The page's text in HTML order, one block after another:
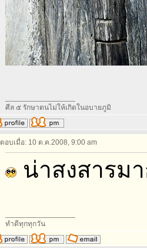
ศีล ๕ รักษาตนไม่ให้เกิดในอบายภูมิ
ตอบเมื่อ: 10 ต.ค.2008, 9:00 am
น่าสงสารม
ทำดีทุกทุกวัน